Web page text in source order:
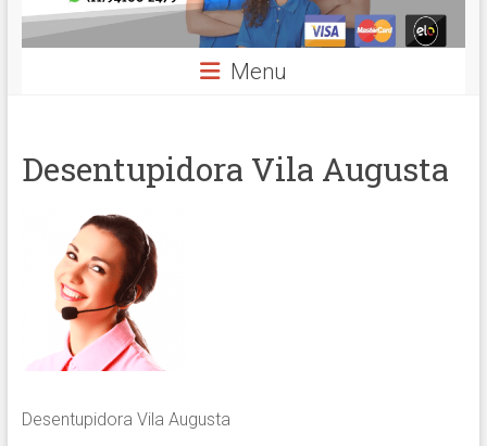
Menu
Desentupidora Vila Augusta
Desentupidora Vila Augusta